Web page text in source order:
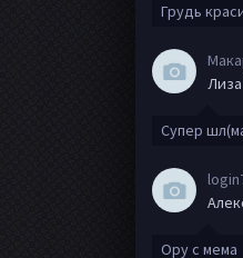
Грудь
Супер
Ору с мема